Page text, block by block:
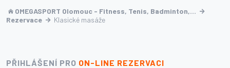
OMEGASPORT Olomouc - Fitness, Tenis, Badminton,…
Rezervace
Klasické masáže
PŘIHLÁŠENÍ PRO ON-LINE REZERVACI